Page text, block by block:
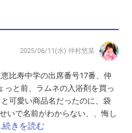
2025/06/11(水) 仲村悠菜
比寿中学の出席番号17番、仲
と前、ラムネの入浴剤を買っ
可愛い商品名だったのに、袋
いで名前がわからない、、悔し
続きを読む